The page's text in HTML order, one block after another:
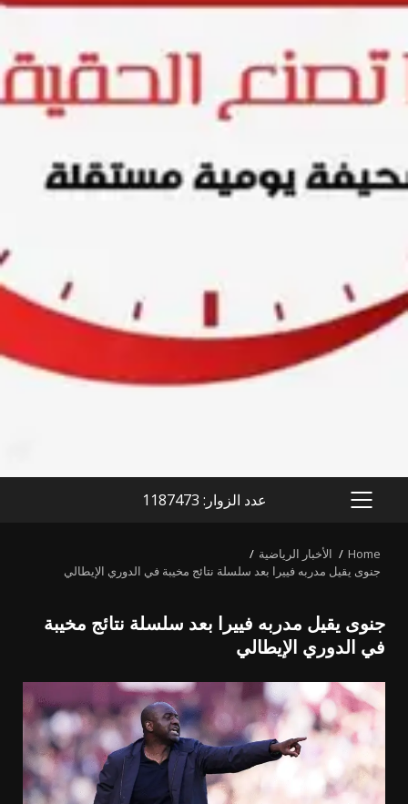
PRIMARY
عدد الزوار: 1187473
Home
الأخبار الرياضية
جنوى يقيل مدربه فييرا بعد سلسلة نتائج مخيبة في الدوري الإيطالي
جنوى يقيل مدربه فييرا بعد سلسلة نتائج مخيبة
في الدوري الإيطالي